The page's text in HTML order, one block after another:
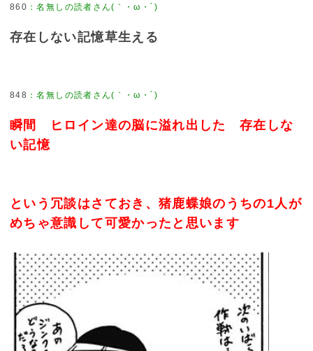
860 ：名無しの読者さん(｀・ω・´)
存在しない記憶草生える
848 ：名無しの読者さん(｀・ω・´)
瞬間 ヒロイン達の脳に溢れ出した 存在しな
い記憶
という冗談はさておき、猪鹿蝶娘のうちの1人が
めちゃ意識して可愛かったと思います